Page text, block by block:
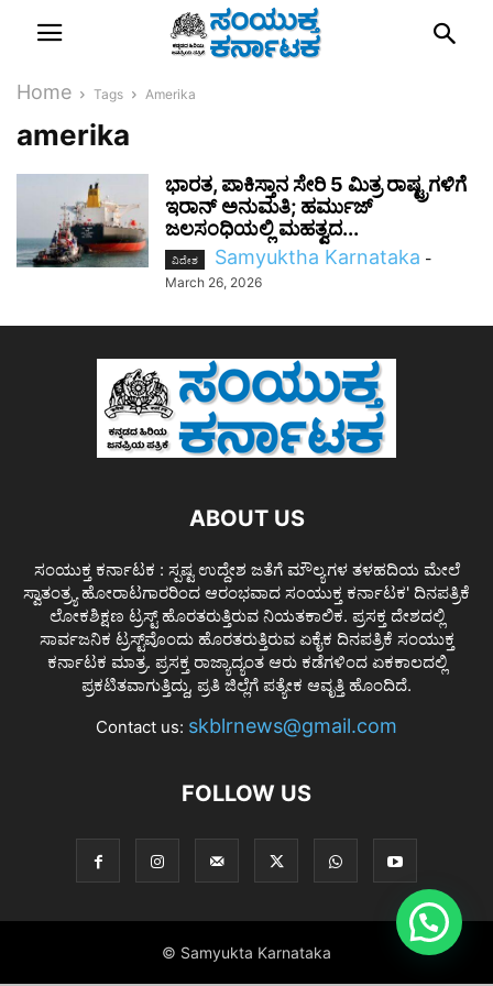
Home Tags Amerika
amerika
ಭಾರತ, ಪಾಕಿಸ್ತಾನ ಸೇರಿ 5 ಮಿತ್ರ ರಾಷ್ಟ್ರಗಳಿಗೆ
ಇರಾನ್ ಅನುಮತಿ; ಹರ್ಮುಜ್
ಜಲಸಂಧಿಯಲ್ಲಿ ಮಹತ್ವದ...
ವಿದೇಶ Samyuktha Karnataka -
March 26, 2026
ABOUT US
ಸಂಯುಕ್ತ ಕರ್ನಾಟಕ : ಸ್ಪಷ್ಟ ಉದ್ದೇಶ ಜತೆಗೆ ಮೌಲ್ಯಗಳ ತಳಹದಿಯ ಮೇಲೆ
ಸ್ವಾತಂತ್ರ್ಯ ಹೋರಾಟಗಾರರಿಂದ ಆರಂಭವಾದ ಸಂಯುಕ್ತ ಕರ್ನಾಟಕ' ದಿನಪತ್ರಿಕೆ
ಲೋಕಶಿಕ್ಷಣ ಟ್ರಸ್ಟ್ ಹೊರತರುತ್ತಿರುವ ನಿಯತಕಾಲಿಕ. ಪ್ರಸಕ್ತ ದೇಶದಲ್ಲಿ
ಸಾರ್ವಜನಿಕ ಟ್ರಸ್ಟ್‌ವೊಂದು ಹೊರತರುತ್ತಿರುವ ಏಕೈಕ ದಿನಪತ್ರಿಕೆ ಸಂಯುಕ್ತ
ಕರ್ನಾಟಕ ಮಾತ್ರ. ಪ್ರಸಕ್ತ ರಾಜ್ಯಾದ್ಯಂತ ಆರು ಕಡೆಗಳಿಂದ ಏಕಕಾಲದಲ್ಲಿ
ಪ್ರಕಟಿತವಾಗುತ್ತಿದ್ದು, ಪ್ರತಿ ಜಿಲ್ಲೆಗೆ ಪತ್ಯೇಕ ಆವೃತ್ತಿ ಹೊಂದಿದೆ.
Contact us: skblrnews@gmail.com
FOLLOW US
© Samyukta Karnataka